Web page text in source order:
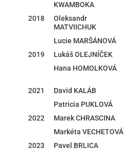
KWAMBOKA
2018
Oleksandr
MATVIICHUK
Lucie MARŠÁNOVÁ
2019
Lukáš OLEJNÍČEK
Hana HOMOLKOVÁ
2021
David KALÁB
Patricia PUKLOVÁ
2022
Marek CHRASCINA
Markéta VECHETOVÁ
2023
Pavel BRLICA